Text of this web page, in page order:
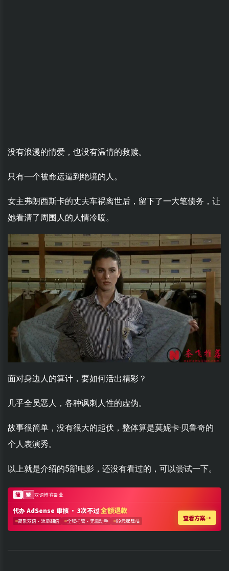
没有浪漫的情爱，也没有温情的救赎。
只有一个被命运逼到绝境的人。
女主弗朗西斯卡的丈夫车祸离世后，留下了一大笔债务，让
她看清了周围人的人情冷暖。
面对身边人的算计，要如何活出精彩？
几乎全员恶人，各种讽刺人性的虚伪。
故事很简单，没有很大的起伏，整体算是莫妮卡·贝鲁奇的
个人表演秀。
以上就是介绍的5部电影，还没有看过的，可以尝试一下。